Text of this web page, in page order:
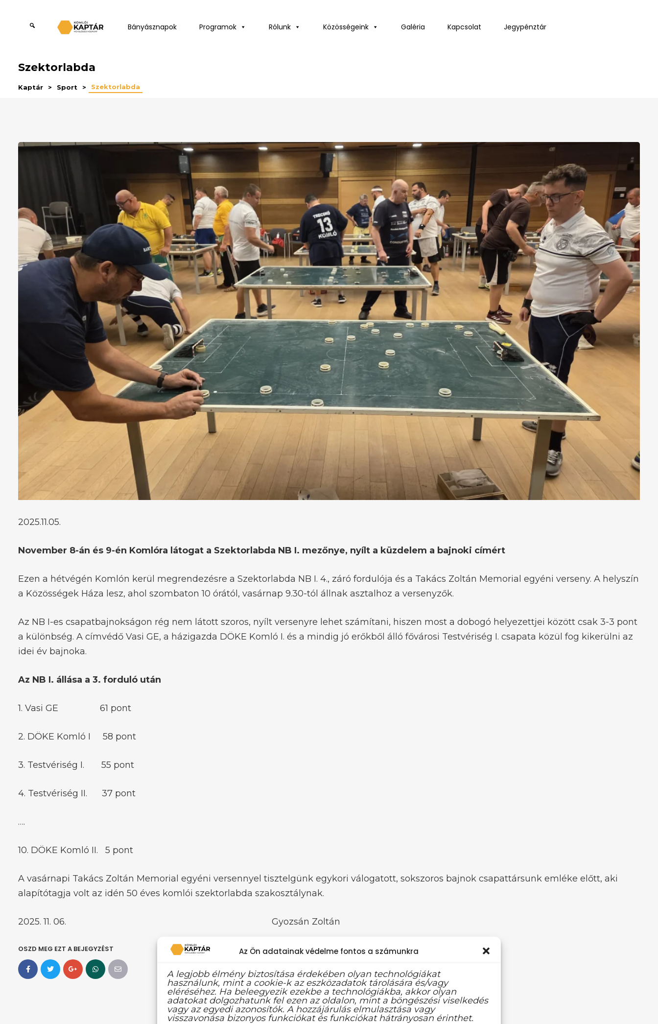
Az Ön adatainak védelme fontos a számunkra
A legjobb élmény biztosítása érdekében olyan technológiákat
használunk, mint a cookie-k az eszközadatok tárolására és/vagy
eléréséhez. Ha beleegyezik ezekbe a technológiákba, akkor olyan
adatokat dolgozhatunk fel ezen az oldalon, mint a böngészési viselkedés
vagy az egyedi azonosítók. A hozzájárulás elmulasztása vagy
visszavonása bizonyos funkciókat és funkciókat hátrányosan érinthet.
Bányásznapok Programok Rólunk Közösségeink Galéria Kapcsolat Jegypénztár
Szektorlabda
Kaptár Sport Szektorlabda
2025.11.05.
November 8-án és 9-én Komlóra látogat a Szektorlabda NB I. mezőnye, nyílt a küzdelem a bajnoki címért
Ezen a hétvégén Komlón kerül megrendezésre a Szektorlabda NB I. 4., záró fordulója és a Takács Zoltán Memorial egyéni verseny. A helyszín
a Közösségek Háza lesz, ahol szombaton 10 órától, vasárnap 9.30-tól állnak asztalhoz a versenyzők.
Az NB I-es csapatbajnokságon rég nem látott szoros, nyílt versenyre lehet számítani, hiszen most a dobogó helyezettjei között csak 3-3 pont
a különbség. A címvédő Vasi GE, a házigazda DÖKE Komló I. és a mindig jó erőkből álló fővárosi Testvériség I. csapata közül fog kikerülni az
idei év bajnoka.
Az NB I. állása a 3. forduló után
1. Vasi GE 61 pont
2. DÖKE Komló I 58 pont
3. Testvériség I. 55 pont
4. Testvériség II. 37 pont
….
10. DÖKE Komló II. 5 pont
A vasárnapi Takács Zoltán Memorial egyéni versennyel tisztelgünk egykori válogatott, sokszoros bajnok csapattársunk emléke előtt, aki
alapítótagja volt az idén 50 éves komlói szektorlabda szakosztálynak.
2025. 11. 06. Gyozsán Zoltán
OSZD MEG EZT A BEJEGYZÉST
KÖVETKEZŐ HÍR KÖVEZKEZŐ HÍR